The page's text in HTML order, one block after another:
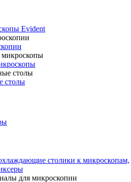
Evident
столы
столики к микроскопам,